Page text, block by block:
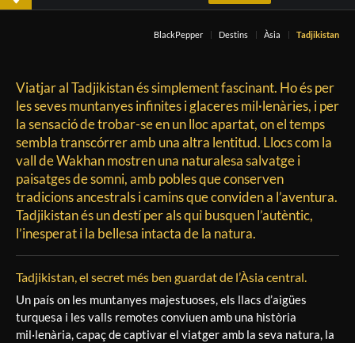
BlackPepper Destins Àsia Tadjikistan
Viatjar al Tadjikistan és simplement fascinant. Ho és per
les seves muntanyes infinites i glaceres mil·lenàries, i per
la sensació de trobar-se en un lloc apartat, on el temps
sembla transcórrer amb una altra lentitud. Llocs com la
vall de Wakhan mostren una naturalesa salvatge i
paisatges de somni, amb pobles que conserven
tradicions ancestrals i camins que conviden a l’aventura.
Tadjikistan és un destí per als qui busquen l’autèntic,
l’inesperat i la bellesa intacta de la natura.
Tadjikistan, el secret més ben guardat de l’Àsia central.
Un país on les muntanyes majestuoses, els llacs d’aigües
turquesa i les valls remotes conviuen amb una història
mil·lenària, capaç de captivar el viatger amb la seva natura, la